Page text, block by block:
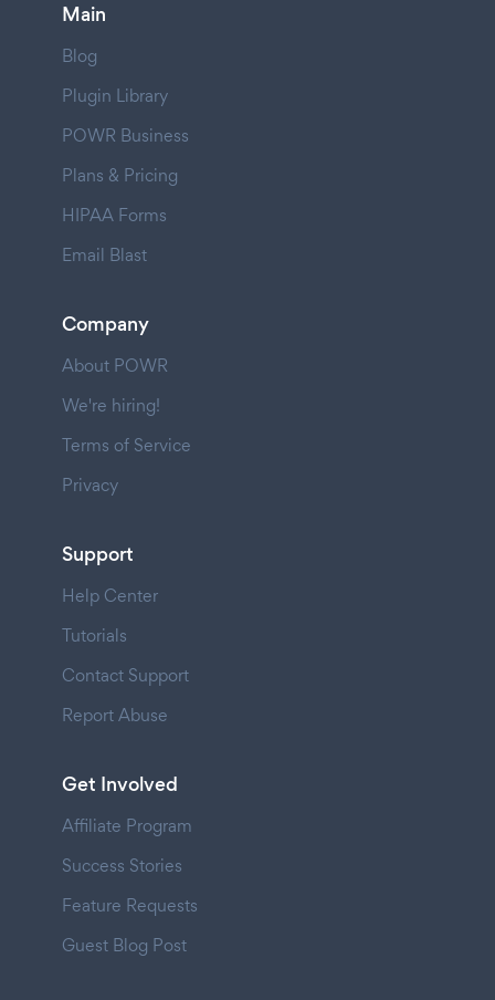
Main
Blog
Plugin Library
POWR Business
Plans & Pricing
HIPAA Forms
Email Blast
Company
About POWR
We're hiring!
Terms of Service
Privacy
Support
Help Center
Tutorials
Contact Support
Report Abuse
Get Involved
Affiliate Program
Success Stories
Feature Requests
Guest Blog Post